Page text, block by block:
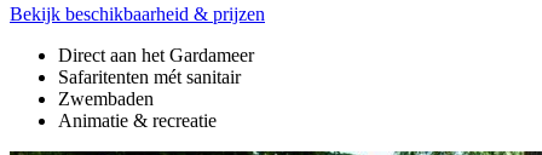
Bekijk beschikbaarheid & prijzen
Direct aan het Gardameer
Safaritenten mét sanitair
Zwembaden
Animatie & recreatie